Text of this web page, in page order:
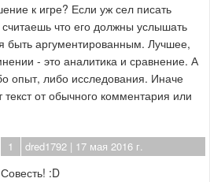
к игре? Если уж сел писать
что его должны услышать
быть аргументированным. Лучшее,
- это аналитика и сравнение. А
опыт, либо исследования. Иначе
текст от обычного комментария или
1 dred1792 | 17 мая 2016 г.
Совесть! :D